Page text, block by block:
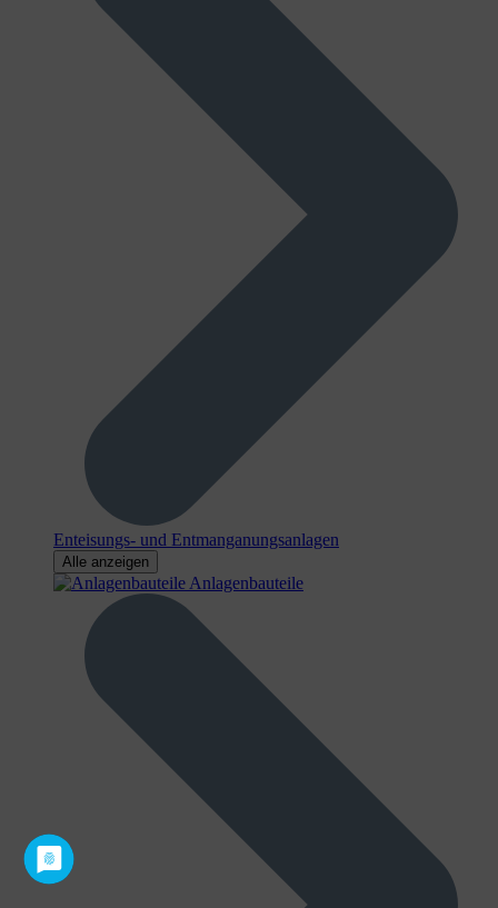
Enteisungs- und Entmanganungsanlagen
Alle anzeigen
Anlagenbauteile